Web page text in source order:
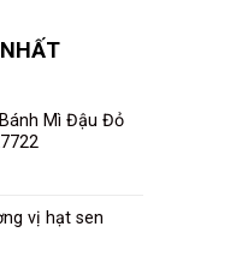
Mì Đậu Đỏ
vị hạt sen